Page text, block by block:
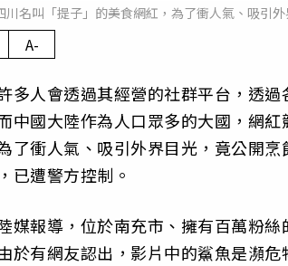
川名叫「提子」的美食網紅，為了衝人氣、吸引
A-
多人會透過其經營的社群平台，透
中國大陸作為人口眾多的大國，網
了衝人氣、吸引外界目光，竟公開
已遭警方控制。
媒報導，位於南充市、擁有百萬粉
於有網友認出，影片中的鯊魚是瀕